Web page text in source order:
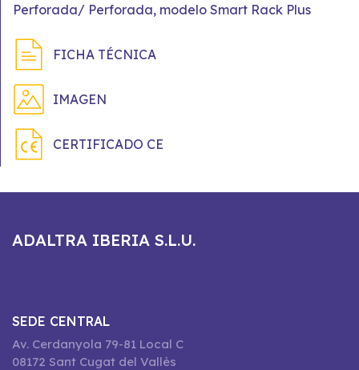
Perforada/ Perforada, modelo Smart Rack Plus
FICHA TÉCNICA
IMAGEN
CERTIFICADO CE
ADALTRA IBERIA S.L.U.
SEDE CENTRAL
Av. Cerdanyola 79-81 Local C
08172 Sant Cugat del Vallès